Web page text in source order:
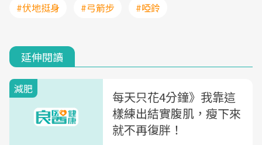
#伏地挺身
#弓箭步 #啞鈴
延伸閱讀
減肥
每天只花4分鐘》我靠這
樣練出結實腹肌，瘦下來
就不再復胖！